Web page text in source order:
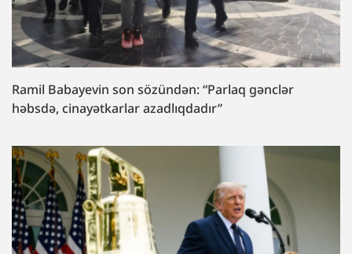
Ramil Babayevin son sözündən: “Parlaq gənclər
həbsdə, cinayətkarlar azadlıqdadır”